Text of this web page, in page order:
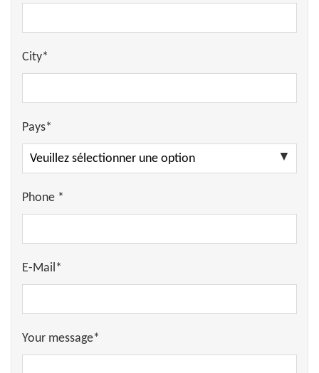
City*
Pays*
Phone *
E-Mail*
Your message*